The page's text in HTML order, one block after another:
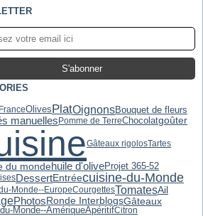
OlivesPlatOignonsBouquet de fleurs
manuellesPomme de TerreChocolatgoûter
Gâteaux rigolosTartes
du mondehuile d'oliveProjet 365-52
DessertEntréecuisine-du-Monde
Monde--EuropeCourgettesTomatesAil
Photos Ronde InterblogsGâteaux
Monde--AmériqueApéritifCitron